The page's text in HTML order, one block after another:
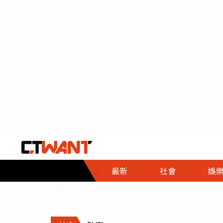
::: 最新 社會
社會首頁
時事
調查
娛樂
娛樂首頁
即時
財經首頁
熱線
政